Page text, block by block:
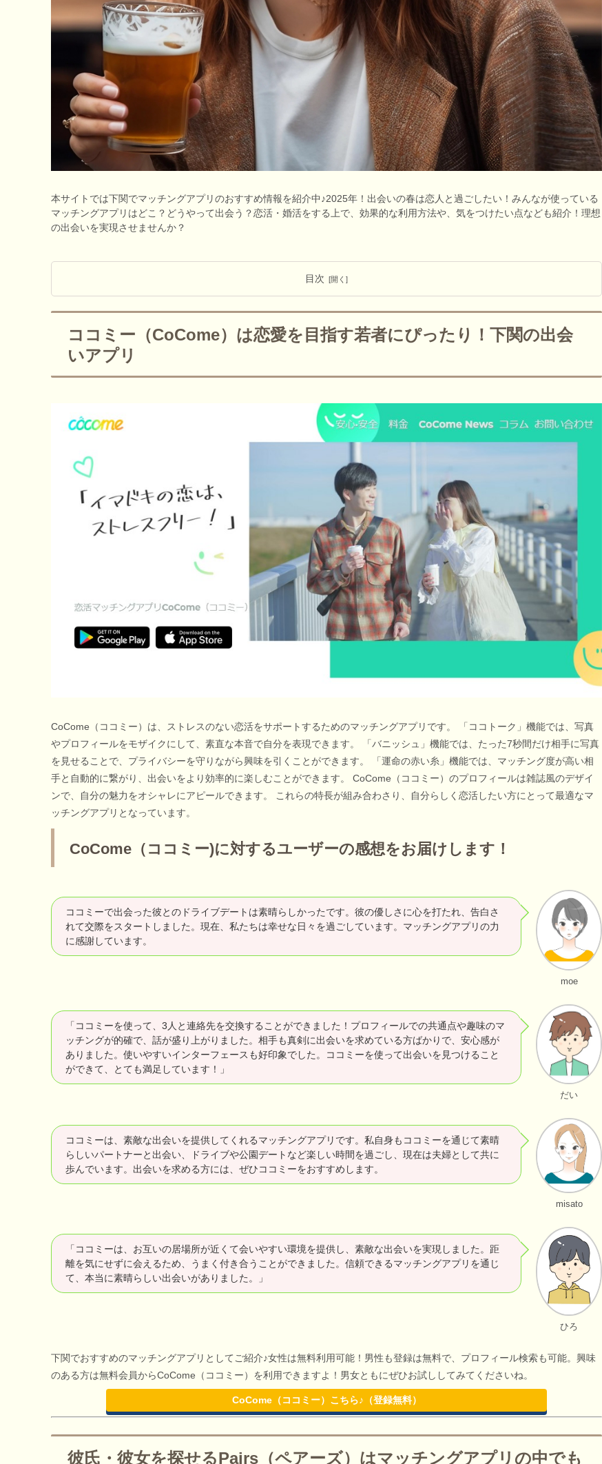
本サイトでは下関でマッチングアプリのおすすめ情報を紹介中♪2025年！出会いの春は恋人と過ごしたい！みんなが使っている
マッチングアプリはどこ？どうやって出会う？恋活・婚活をする上で、効果的な利用方法や、気をつけたい点なども紹介！理想
の出会いを実現させませんか？
目次
ココミー（CoCome）は恋愛を目指す若者にぴったり！下関の出会
いアプリ
CoCome（ココミー）は、ストレスのない恋活をサポートするためのマッチングアプリです。 「ココトーク」機能では、写真
やプロフィールをモザイクにして、素直な本音で自分を表現できます。 「バニッシュ」機能では、たった7秒間だけ相手に写真
を見せることで、プライバシーを守りながら興味を引くことができます。 「運命の赤い糸」機能では、マッチング度が高い相
手と自動的に繋がり、出会いをより効率的に楽しむことができます。 CoCome（ココミー）のプロフィールは雑誌風のデザイ
ンで、自分の魅力をオシャレにアピールできます。 これらの特長が組み合わさり、自分らしく恋活したい方にとって最適なマ
ッチングアプリとなっています。
CoCome（ココミー)に対するユーザーの感想をお届けします！
moe
ココミーで出会った彼とのドライブデートは素晴らしかったです。彼の優しさに心を打たれ、告白さ
れて交際をスタートしました。現在、私たちは幸せな日々を過ごしています。マッチングアプリの力
に感謝しています。
だい
「ココミーを使って、3人と連絡先を交換することができました！プロフィールでの共通点や趣味のマ
ッチングが的確で、話が盛り上がりました。相手も真剣に出会いを求めている方ばかりで、安心感が
ありました。使いやすいインターフェースも好印象でした。ココミーを使って出会いを見つけること
ができて、とても満足しています！」
misato
ココミーは、素敵な出会いを提供してくれるマッチングアプリです。私自身もココミーを通じて素晴
らしいパートナーと出会い、ドライブや公園デートなど楽しい時間を過ごし、現在は夫婦として共に
歩んでいます。出会いを求める方には、ぜひココミーをおすすめします。
ひろ
「ココミーは、お互いの居場所が近くて会いやすい環境を提供し、素敵な出会いを実現しました。距
離を気にせずに会えるため、うまく付き合うことができました。信頼できるマッチングアプリを通じ
て、本当に素晴らしい出会いがありました。」
下関でおすすめのマッチングアプリとしてご紹介♪女性は無料利用可能！男性も登録は無料で、プロフィール検索も可能。興味
のある方は無料会員からCoCome（ココミー）を利用できますよ！男女ともにぜひお試ししてみてくださいね。
CoCome（ココミー）こちら♪（登録無料）
彼氏・彼女を探せるPairs（ペアーズ）はマッチングアプリの中でも